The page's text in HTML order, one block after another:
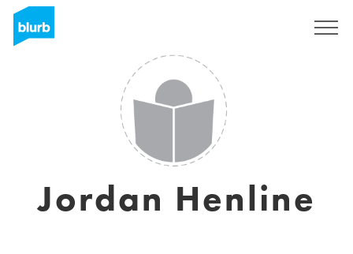
Jordan Henline